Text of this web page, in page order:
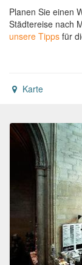
Planen Sie einen
Städtereise nach
unsere Tipps für
Karte